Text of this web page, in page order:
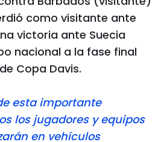
como visitante ante
victoria ante Suecia
nacional a la fase final
Copa Davis.
esta importante
los jugadores y equipos
en vehículos